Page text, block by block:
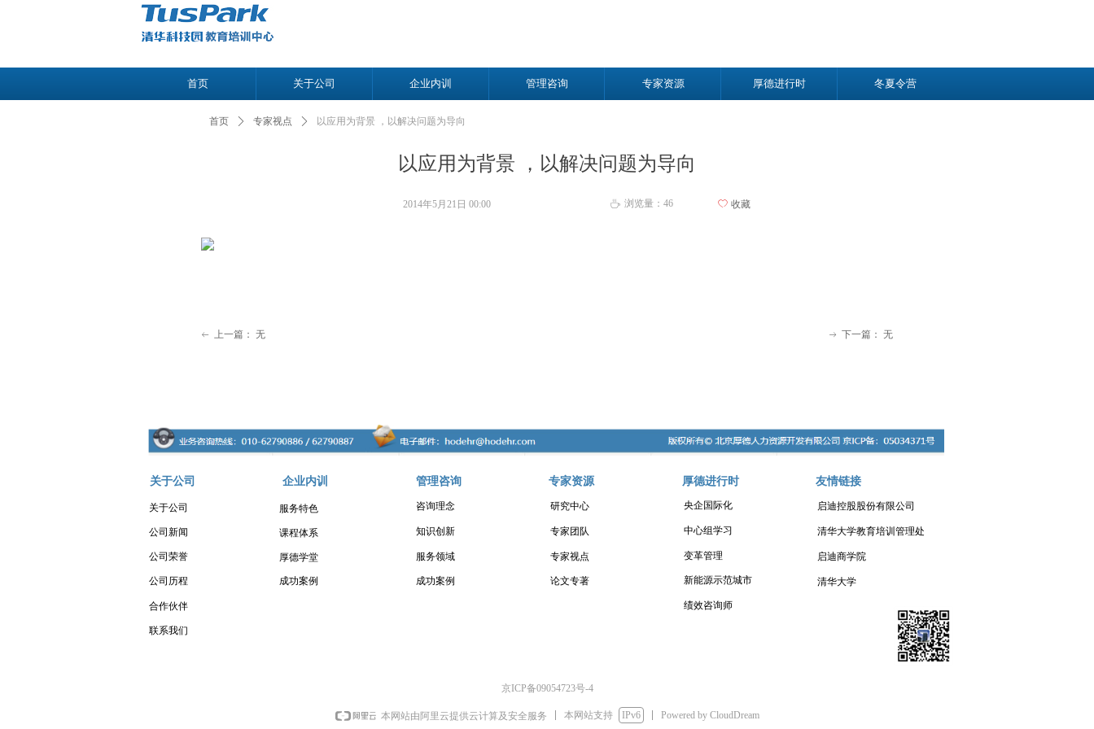
首页 关于公司 企业内训 管理咨询 专家资源 厚德进行时 冬夏令营
以应用为背景 ，以解决问题为导向
首页 ꄲ 专家视点 ꄲ 以应用为背景 ，以解决问题为导向
2014年5月21日 00:00 ꄘ 浏览量： 46 ꄀ 收藏
ꂃ 上一篇： 无 ꁹ 下一篇： 无
关于公司 企业内训 管理咨询 专家资源 厚德进行时 友情链接
关于公司
公司新闻
公司荣誉
公司历程
合作伙伴
联系我们
服务特色
课程体系
厚德学堂
成功案例
咨询理念
知识创新
服务领域
成功案例
研究中心
专家团队
专家视点
论文专著
央企国际化
中心组学习
变革管理
新能源示范城市
绩效咨询师
启迪控股股份有限公司
清华大学教育培训管理处
启迪商学院
清华大学
京ICP备09054723号-4
本网站由阿里云提供云计算及安全服务 本网站支持 IPv6 Powered by CloudDream